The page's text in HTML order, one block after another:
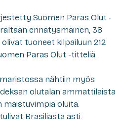
Suomen Paras Olut -
ennätysmäinen, 38
tuoneet kilpailuun 212
Paras Olut -titteliä.
nähtiin myös
olutalan ammattilaista
maistuvimpia oluita.
Brasiliasta asti.